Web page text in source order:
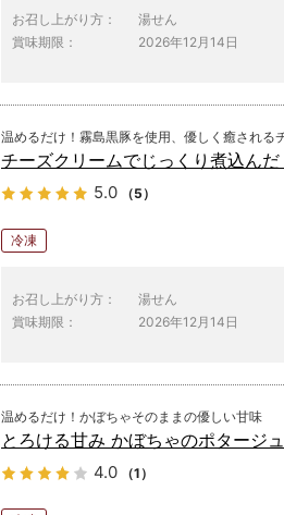
お召し上がり方：
湯せん
賞味期限：
2026年12月14日
温めるだけ！霧島黒豚を使用、優しく癒される
チーズクリームでじっくり煮込ん
5.0 （5）
冷凍
お召し上がり方：
湯せん
賞味期限：
2026年12月14日
温めるだけ！かぼちゃそのままの優しい甘味
とろける甘み かぼちゃのポタージ
4.0 （1）